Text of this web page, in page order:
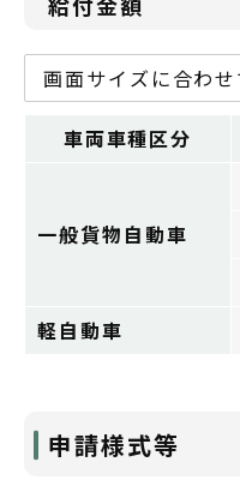
画面サイズに合わ
車両車種区分
一般貨物自動車
軽自動車
申請様式等